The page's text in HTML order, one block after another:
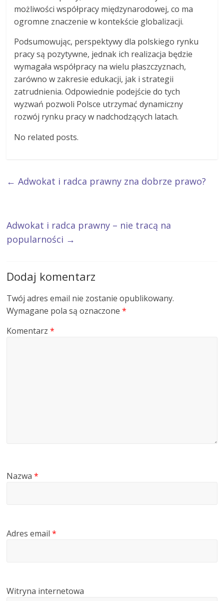
możliwości współpracy międzynarodowej, co ma
ogromne znaczenie w kontekście globalizacji.
Podsumowując, perspektywy dla polskiego rynku
pracy są pozytywne, jednak ich realizacja będzie
wymagała współpracy na wielu płaszczyznach,
zarówno w zakresie edukacji, jak i strategii
zatrudnienia. Odpowiednie podejście do tych
wyzwań pozwoli Polsce utrzymać dynamiczny
rozwój rynku pracy w nadchodzących latach.
No related posts.
← Adwokat i radca prawny zna dobrze prawo?
Adwokat i radca prawny – nie tracą na
popularności →
Dodaj komentarz
Twój adres email nie zostanie opublikowany.
Wymagane pola są oznaczone*
Komentarz*
Nazwa*
Adres email*
Witryna internetowa